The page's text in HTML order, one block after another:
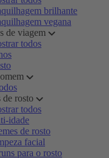
brilhante
vegana
de viagem
todos
de rosto
todos
idade
de rosto
facial
para o rosto